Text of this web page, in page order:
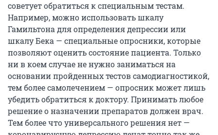
советует обратиться к специальным тестам.
Например, можно использовать шкалу
Гамильтона для определения депрессии или
шкалу Бека — специальные опросники, которые
позволяют оценить состояние пациента. Только
ни в коем случае не нужно заниматься на
основании пройденных тестов самодиагностикой,
тем более самолечением — опросник может лишь
убедить обратиться к доктору. Принимать любое
решение о назначении препаратов должен врач.
Тем более что универсального решения нет —